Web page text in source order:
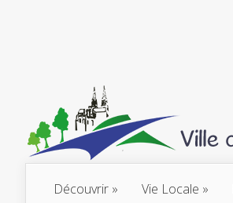
Découvrir Vie Locale